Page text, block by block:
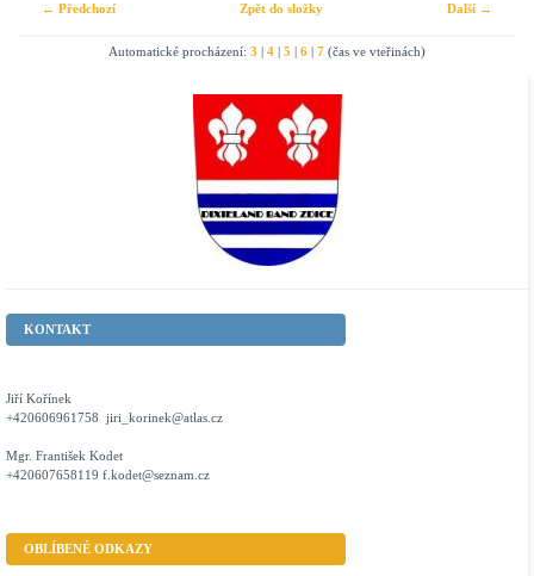
← Předchozí Další →
Zpět do složky
Automatické procházení: 3 | 4 | 5 | 6 | 7 (čas ve vteřinách)
KONTAKT
Jiří Kořínek
+420606961758 jiri_korinek@atlas.cz
Mgr. František Kodet
+420607658119 f.kodet@seznam.cz
OBLÍBENÉ ODKAZY